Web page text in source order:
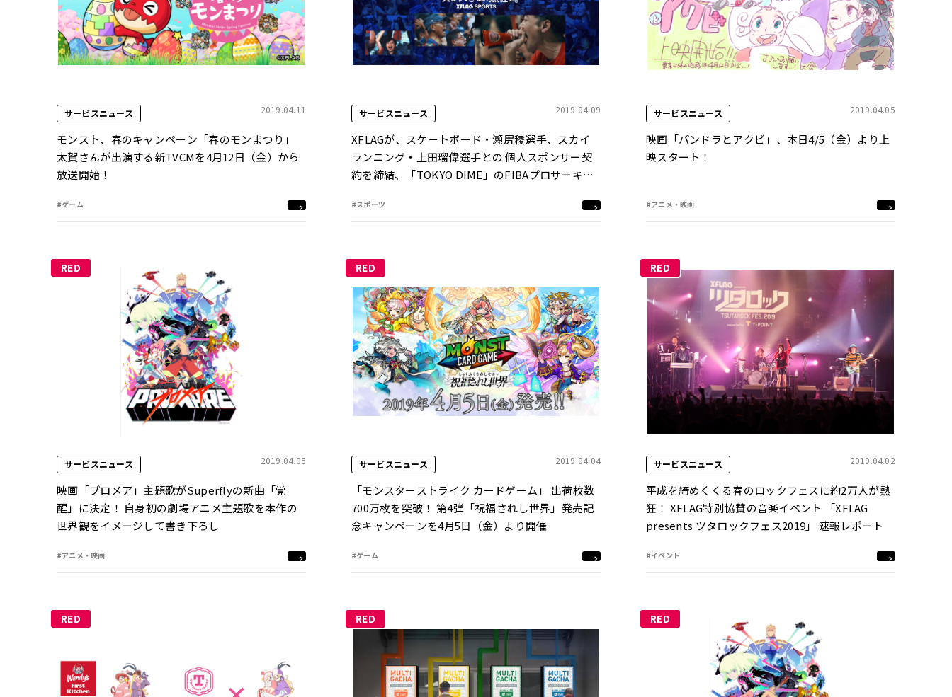
サービスニュース 2019.04.11
モンスト、春のキャンペーン「春のモンまつり」
太賀さんが出演する新TVCMを4月12日（金）から
放送開始！
#ゲーム
サービスニュース 2019.04.09
XFLAGが、スケートボード・瀬尻稜選手、スカイ
ランニング・上田瑠偉選手との 個人スポンサー契
約を締結、「TOKYO DIME」のFIBAプロサーキッ
#スポーツ
サービスニュース 2019.04.05
映画「パンドラとアクビ」、本日4/5（金）より上
映スタート！
#アニメ・映画
RED
サービスニュース 2019.04.05
映画「プロメア」主題歌がSuperflyの新曲「覚
醒」に決定！ 自身初の劇場アニメ主題歌を本作の
世界観をイメージして書き下ろし
#アニメ・映画
RED
サービスニュース 2019.04.04
「モンスターストライク カードゲーム」 出荷枚数
700万枚を突破！ 第4弾「祝福されし世界」発売記
念キャンペーンを4月5日（金）より開催
#ゲーム
RED
サービスニュース 2019.04.02
平成を締めくくる春のロックフェスに約2万人が熱
狂！ XFLAG特別協賛の音楽イベント 「XFLAG
presents ツタロックフェス2019」 速報レポート
#イベント
RED RED RED